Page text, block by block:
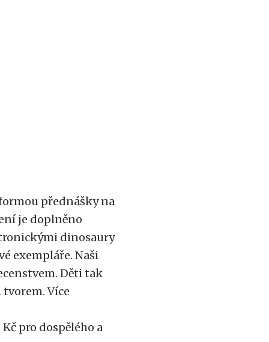
přednášky na
je doplněno
dinosaury
exempláře. Naši
Děti tak
Více
pro dospělého a